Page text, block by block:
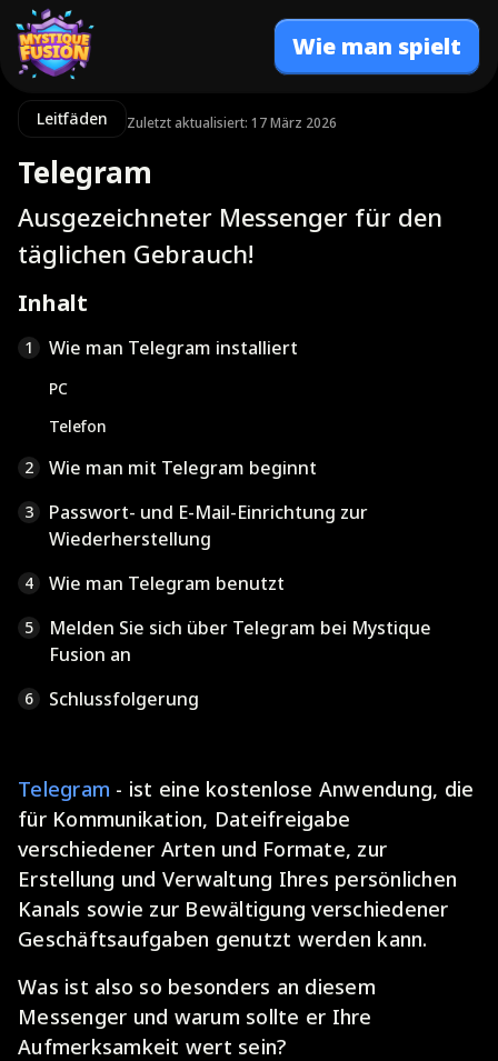
Wie man spielt
Leitfäden Zuletzt aktualisiert: 17 März 2026
Telegram
Ausgezeichneter Messenger für den
täglichen Gebrauch!
Inhalt
1 Wie man Telegram installiert
PC
Telefon
2
Wie man mit Telegram beginnt
3
Passwort- und E-Mail-Einrichtung zur
Wiederherstellung
4 Wie man Telegram benutzt
5
Melden Sie sich über Telegram bei Mystique
Fusion an
6 Schlussfolgerung
Telegram - ist eine kostenlose Anwendung, die
für Kommunikation, Dateifreigabe
verschiedener Arten und Formate, zur
Erstellung und Verwaltung Ihres persönlichen
Kanals sowie zur Bewältigung verschiedener
Geschäftsaufgaben genutzt werden kann.
Was ist also so besonders an diesem
Messenger und warum sollte er Ihre
Aufmerksamkeit wert sein?